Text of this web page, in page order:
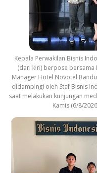
Kepala Perwakilan Bisnis
(dari kiri) berpose bersama
Manager Hotel Novotel
didampingi oleh Staf Bisnis
saat melakukan kunjungan
Kamis (6/8/